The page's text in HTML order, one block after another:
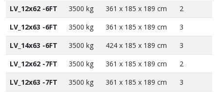
LV_12x62 -6FT
3500 kg 361 x 185 x 189 cm
2
LV_12x63 -6FT
3500 kg 361 x 185 x 189 cm
3
LV_14x63 -6FT
3500 kg 424 x 185 x 189 cm
3
LV_12x62 -7FT
3500 kg 361 x 185 x 189 cm
2
LV_12x63 -7FT
3500 kg 361 x 185 x 189 cm
3